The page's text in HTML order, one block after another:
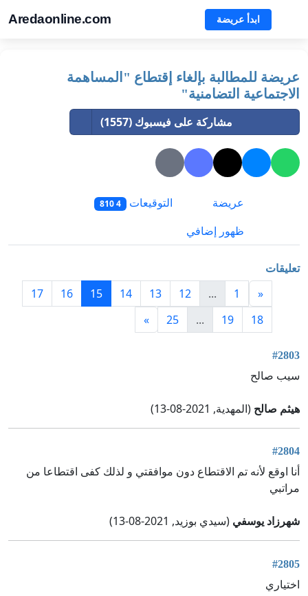
Aredaonline.com ابدأ عريضة
عريضة للمطالبة بإلغاء إقتطاع "المساهمة
الاجتماعية التضامنية"
مشاركة على فيسبوك (1557)
عريضة التوقيعات 4 810
ظهور إضافي
تعليقات
«
1
...
12
13
14
15
16
17
18
19
...
25
»
#2803
سيب صالح
هيثم صالح (المهدية, 2021-08-13)
#2804
أنا اوقع لأنه تم الاقتطاع دون موافقتي و لذلك كفى اقتطاعا من
مراتبي
شهرزاد يوسفي (سيدي بوزيد, 2021-08-13)
#2805
اختياري